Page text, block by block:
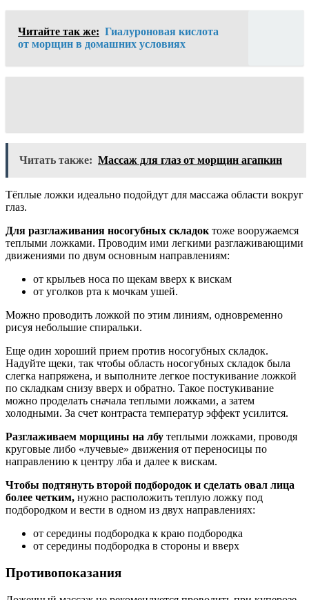
Читайте так же: Гиалуроновая кислота
от морщин в домашних условиях
Читать также: Массаж для глаз от морщин агапкин
Тёплые ложки идеально подойдут для массажа области вокруг
глаз.
Для разглаживания носогубных складоктоже вооружаемся
теплыми ложками. Проводим ими легкими разглаживающими
движениями по двум основным направлениям:
от крыльев носа по щекам вверх к вискам
от уголков рта к мочкам ушей.
Можно проводить ложкой по этим линиям, одновременно
рисуя небольшие спиральки.
Еще один хороший прием против носогубных складок.
Надуйте щеки, так чтобы область носогубных складок была
слегка напряжена, и выполните легкое постукивание ложкой
по складкам снизу вверх и обратно. Такое постукивание
можно проделать сначала теплыми ложками, а затем
холодными. За счет контраста температур эффект усилится.
Разглаживаем морщины на лбу теплыми ложками, проводя
круговые либо «лучевые» движения от переносицы по
направлению к центру лба и далее к вискам.
Чтобы подтянуть второй подбородок и сделать овал лица
более четким, нужно расположить теплую ложку под
подбородком и вести в одном из двух направлениях:
от середины подбородка к краю подбородка
от середины подбородка в стороны и вверх
Противопоказания